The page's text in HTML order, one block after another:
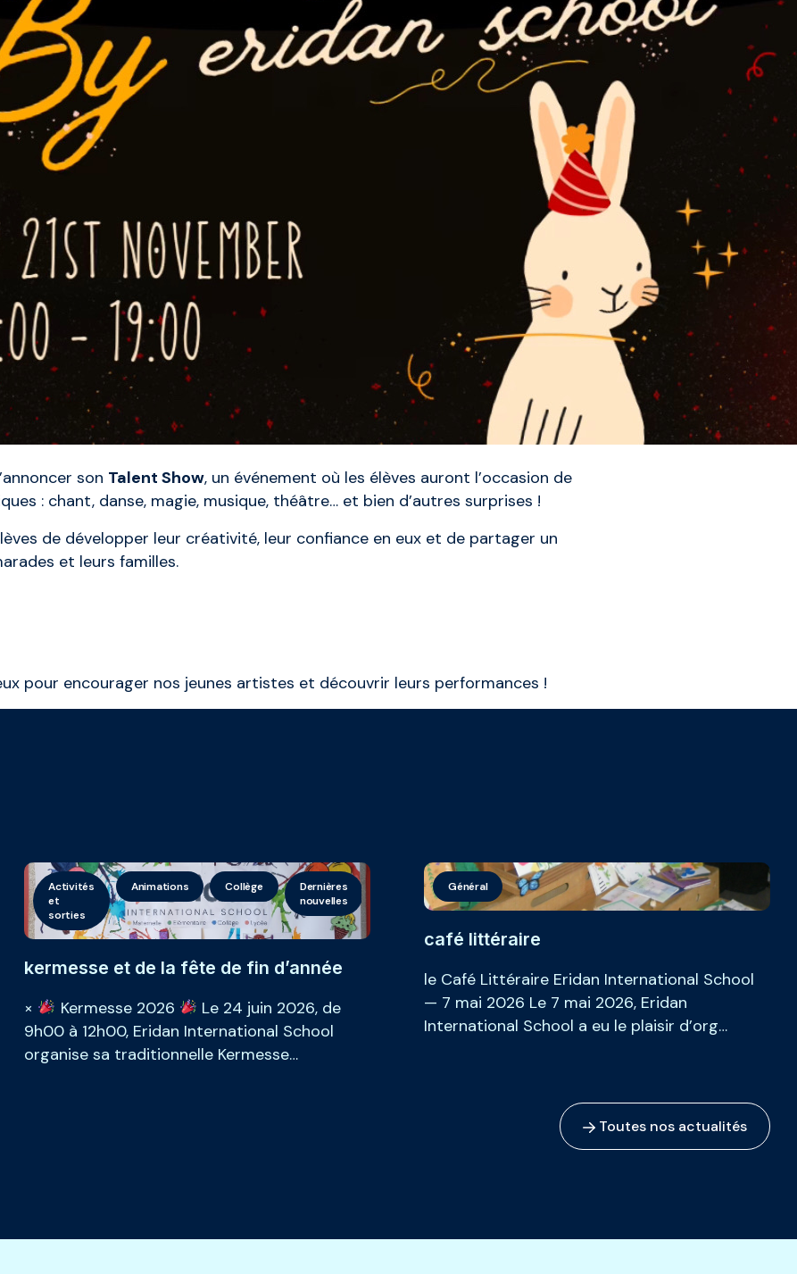
son Talent Show, un événement où les élèves auront l’occasion de
: chant, danse, magie, musique, théâtre… et bien d’autres surprises !
de développer leur créativité, leur confiance en eux et de partager un
et leurs familles.
pour encourager nos jeunes artistes et découvrir leurs performances !
Informations
pratiques
L’École
La
gazette
d’Eridan
Lycée Maternelle
Nos
+
Primaire
Activités
et
sorties
Animations Collège
Dernières
nouvelles
Informations
pratiques
L’École
La
gazette
d’Eridan
Maternelle
kermesse et de la fête de fin d’année
×
Kermesse 2026
Le 24 juin 2026, de
9h00 à 12h00, Eridan International School
organise sa traditionnelle Kermesse…
Général
café littéraire
le Café Littéraire Eridan International School
— 7 mai 2026 Le 7 mai 2026, Eridan
International School a eu le plaisir d’org…
Toutes nos actualités